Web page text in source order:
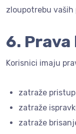
zloupotrebu vaših
6.
Korisnici imaju
zatraže
zatraže
zatraže